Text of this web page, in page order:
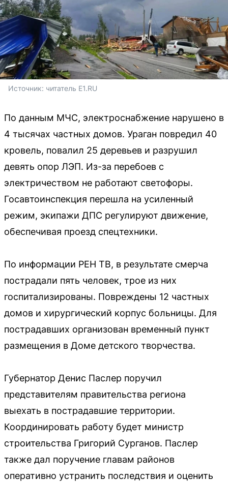
Источник: читатель E1.RU
По данным МЧС, электроснабжение нарушено в
4 тысячах частных домов. Ураган повредил 40
кровель, повалил 25 деревьев и разрушил
девять опор ЛЭП. Из-за перебоев с
электричеством не работают светофоры.
Госавтоинспекция перешла на усиленный
режим, экипажи ДПС регулируют движение,
обеспечивая проезд спецтехники.
По информации РЕН ТВ, в результате смерча
пострадали пять человек, трое из них
госпитализированы. Повреждены 12 частных
домов и хирургический корпус больницы. Для
пострадавших организован временный пункт
размещения в Доме детского творчества.
Губернатор Денис Паслер поручил
представителям правительства региона
выехать в пострадавшие территории.
Координировать работу будет министр
строительства Григорий Сурганов. Паслер
также дал поручение главам районов
оперативно устранить последствия и оценить